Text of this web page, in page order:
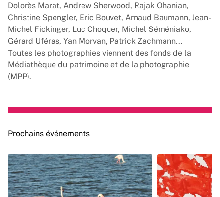
Dolorès Marat, Andrew Sherwood, Rajak Ohanian,
Christine Spengler, Eric Bouvet, Arnaud Baumann, Jean-
Michel Fickinger, Luc Choquer, Michel Séméniako,
Gérard Uféras, Yan Morvan, Patrick Zachmann...
Toutes les photographies viennent des fonds de la
Médiathèque du patrimoine et de la photographie
(MPP).
Prochains événements